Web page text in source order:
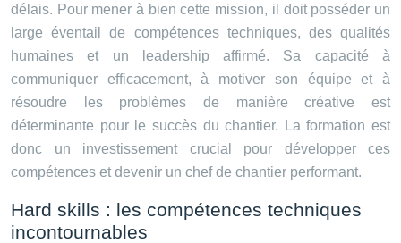
délais. Pour mener à bien cette mission, il doit posséder un
large éventail de compétences techniques, des qualités
humaines et un leadership affirmé. Sa capacité à
communiquer efficacement, à motiver son équipe et à
résoudre les problèmes de manière créative est
déterminante pour le succès du chantier. La formation est
donc un investissement crucial pour développer ces
compétences et devenir un chef de chantier performant.
Hard skills : les compétences techniques
incontournables